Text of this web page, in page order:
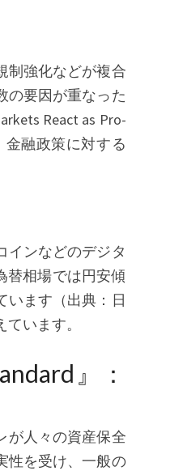
制強化などが複合
の要因が重なった
React as Pro-
金融政策に対する
インなどのデジタ
替相場では円安傾
います（出典：日
います。
』：
が人々の資産保全
性を受け、一般の